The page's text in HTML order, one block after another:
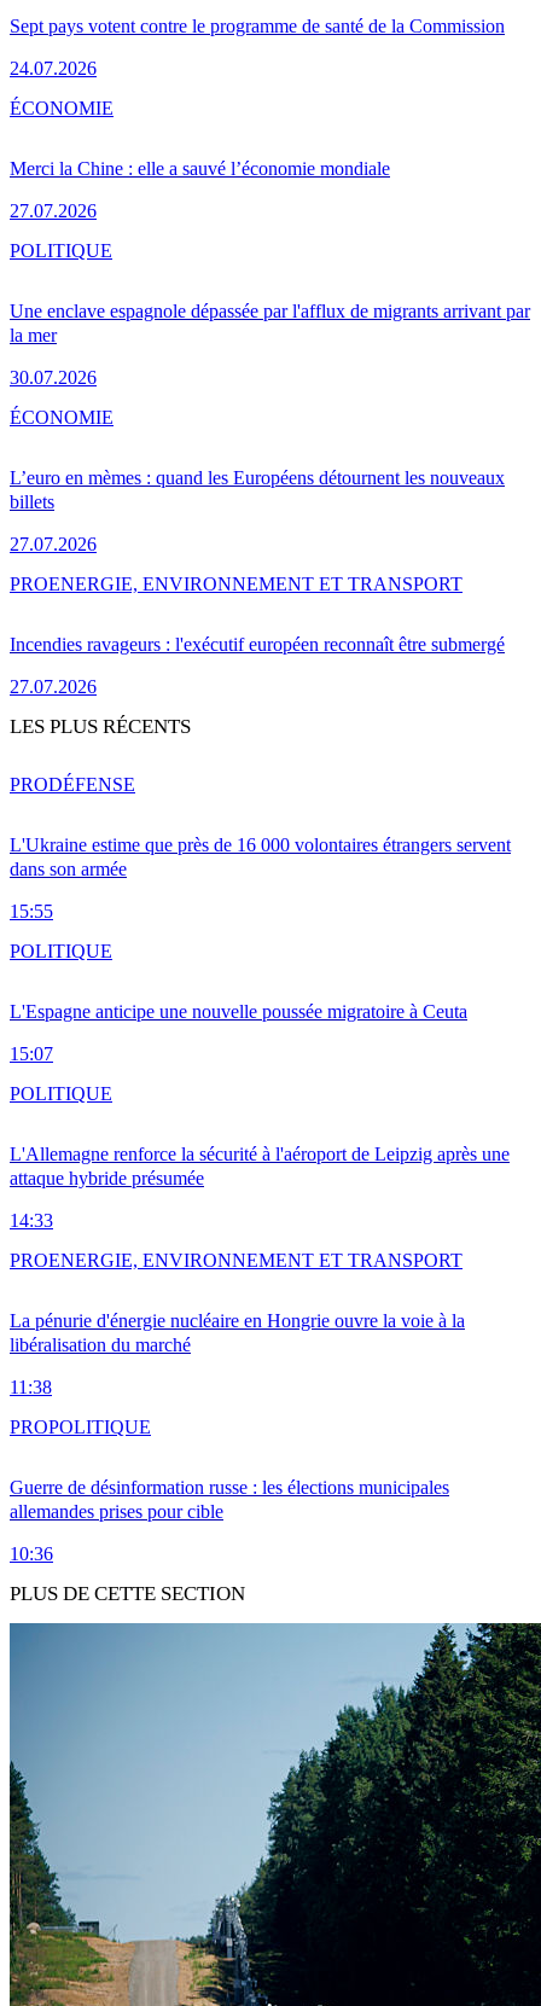
Sept pays votent contre le programme de santé de la Commission
24.07.2026
Merci la Chine : elle a sauvé l’économie mondiale
27.07.2026
ÉCONOMIE
Une enclave espagnole dépassée par l'afflux de migrants arrivant par
la mer
30.07.2026
POLITIQUE
L’euro en mèmes : quand les Européens détournent les nouveaux
billets
27.07.2026
ÉCONOMIE
Incendies ravageurs : l'exécutif européen reconnaît être submergé
27.07.2026
PROENERGIE, ENVIRONNEMENT ET TRANSPORT
LES PLUS RÉCENTS
L'Ukraine estime que près de 16 000 volontaires étrangers servent
dans son armée
15:55
PRODÉFENSE
L'Espagne anticipe une nouvelle poussée migratoire à Ceuta
15:07
POLITIQUE
L'Allemagne renforce la sécurité à l'aéroport de Leipzig après une
attaque hybride présumée
14:33
POLITIQUE
La pénurie d'énergie nucléaire en Hongrie ouvre la voie à la
libéralisation du marché
11:38
PROENERGIE, ENVIRONNEMENT ET TRANSPORT
Guerre de désinformation russe : les élections municipales
allemandes prises pour cible
10:36
PROPOLITIQUE
PLUS DE CETTE SECTION